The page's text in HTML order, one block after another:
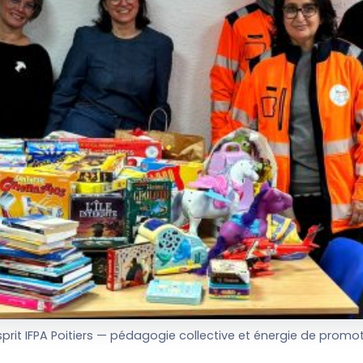
IFPA Poitiers — pédagogie collective et énergie de